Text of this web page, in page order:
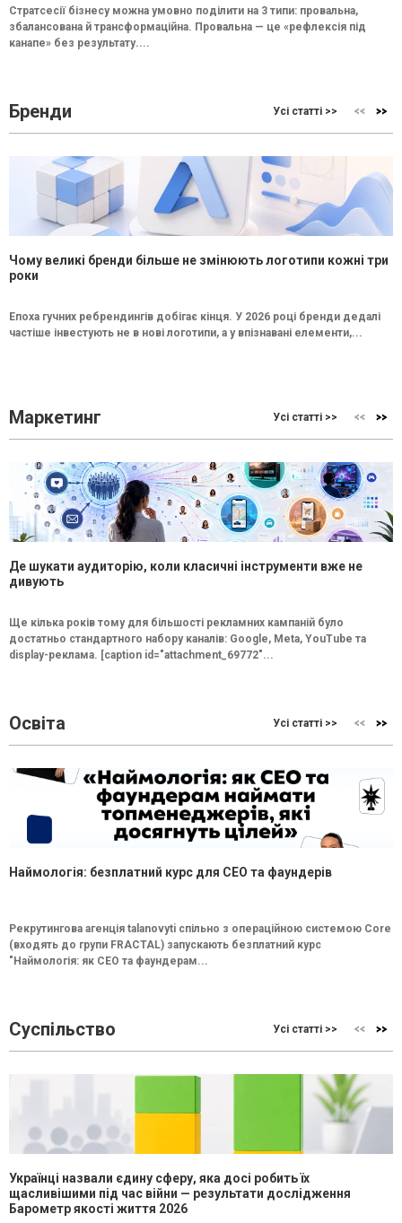
Стратсесії бізнесу можна умовно поділити на 3 типи: провальна,
збалансована й трансформаційна. Провальна — це «рефлексія під
канапе» без результату....
Бренди Усі статті >>
Чому великі бренди більше не змінюють логотипи кожні три
роки
Епоха гучних ребрендингів добігає кінця. У 2026 році бренди дедалі
частіше інвестують не в нові логотипи, а у впізнавані елементи,...
Маркетинг Усі статті >>
Де шукати аудиторію, коли класичні інструменти вже не
дивують
Ще кілька років тому для більшості рекламних кампаній було
достатньо стандартного набору каналів: Google, Meta, YouTube та
display-реклама. [caption id="attachment_69772"...
Освіта Усі статті >>
Наймологія: безплатний курс для CEO та фаундерів
Рекрутингова агенція talanovyti спільно з операційною системою Core
(входять до групи FRACTAL) запускають безплатний курс
"Наймологія: як СEO та фаундерам...
Суспільство Усі статті >>
Українці назвали єдину сферу, яка досі робить їх
щасливішими під час війни — результати дослідження
Барометр якості життя 2026